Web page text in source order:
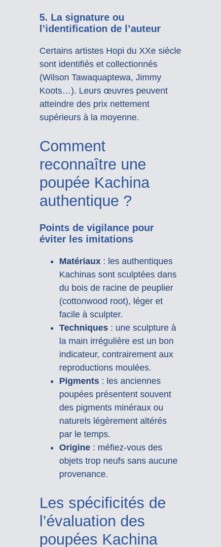
5. La signature ou
l’identification de l’auteur
Certains artistes Hopi du XXe siècle
sont identifiés et collectionnés
(Wilson Tawaquaptewa, Jimmy
Koots…). Leurs œuvres peuvent
atteindre des prix nettement
supérieurs à la moyenne.
Comment
reconnaître une
poupée Kachina
authentique ?
Points de vigilance pour
éviter les imitations
Matériaux: les authentiques
Kachinas sont sculptées dans
du bois de racine de peuplier
(cottonwood root), léger et
facile à sculpter.
Techniques: une sculpture à
la main irrégulière est un bon
indicateur, contrairement aux
reproductions moulées.
Pigments: les anciennes
poupées présentent souvent
des pigments minéraux ou
naturels légèrement altérés
par le temps.
Origine: méfiez-vous des
objets trop neufs sans aucune
provenance.
Les spécificités de
l’évaluation des
poupées Kachina